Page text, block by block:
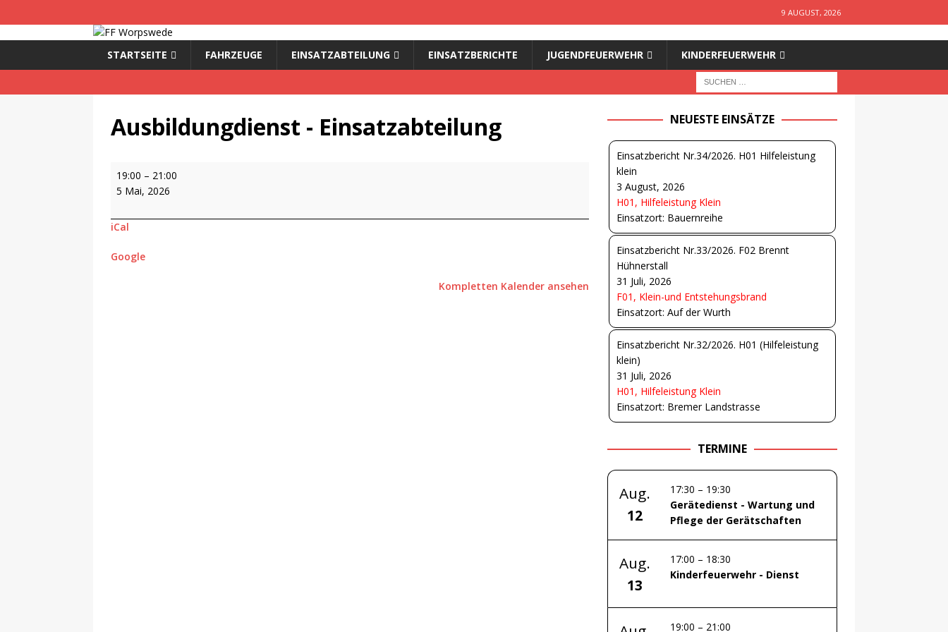
9 AUGUST, 2026
STARTSEITE FAHRZEUGE EINSATZABTEILUNG EINSATZBERICHTE JUGENDFEUERWEHR KINDERFEUERWEHR
Ausbildungdienst - Einsatzabteilung
19:00 – 21:00
5 Mai, 2026
iCal
Google
Kompletten Kalender ansehen
NEUESTE EINSÄTZE
Einsatzbericht Nr.34/2026. H01 Hilfeleistung
klein
3 August, 2026
H01, Hilfeleistung Klein
Einsatzort: Bauernreihe
Einsatzbericht Nr.33/2026. F02 Brennt
Hühnerstall
31 Juli, 2026
F01, Klein-und Entstehungsbrand
Einsatzort: Auf der Wurth
Einsatzbericht Nr.32/2026. H01 (Hilfeleistung
klein)
31 Juli, 2026
H01, Hilfeleistung Klein
Einsatzort: Bremer Landstrasse
TERMINE
Aug.
12
17:30 – 19:30
Gerätedienst - Wartung und
Pflege der Gerätschaften
Aug.
13
17:00 – 18:30
Kinderfeuerwehr - Dienst
19:00 – 21:00